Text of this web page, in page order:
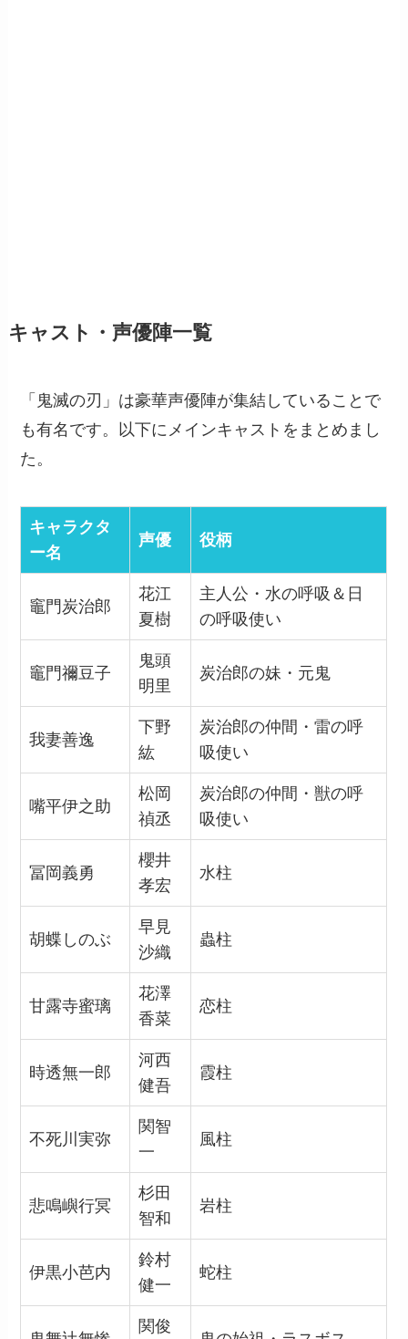
キャスト・声優陣一覧
「鬼滅の刃」は豪華声優陣が集結していることで
も有名です。以下にメインキャストをまとめまし
た。
キャラクタ
ー名
声優 役柄
竈門炭治郎
花江
夏樹
主人公・水の呼吸＆日
の呼吸使い
竈門禰豆子
鬼頭
明里
炭治郎の妹・元鬼
我妻善逸
下野
紘
炭治郎の仲間・雷の呼
吸使い
嘴平伊之助
松岡
禎丞
炭治郎の仲間・獣の呼
吸使い
冨岡義勇
櫻井
孝宏
水柱
胡蝶しのぶ
早見
沙織
蟲柱
甘露寺蜜璃
花澤
香菜
恋柱
時透無一郎
河西
健吾
霞柱
不死川実弥
関智
一
風柱
悲鳴嶼行冥
杉田
智和
岩柱
伊黒小芭内
鈴村
健一
蛇柱
関俊